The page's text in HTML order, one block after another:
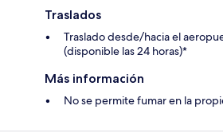
Traslados
Traslado desde/hacia el
(disponible las 24 horas)*
Más información
No se permite fumar en la